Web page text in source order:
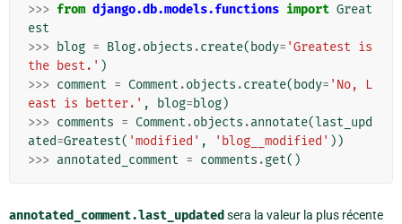
>>> from django.db.models.functions import Great
est
>>> blog = Blog.objects .create( body= 'Greatest is
the best.' )
>>> comment = Comment .objects .create( body= 'No, L
east is better.' , blog=blog)
>>> comments = Comment .objects .annotate(last_upd
ated=Greatest( 'modified' , 'blog__modified' ))
>>> annotated_comment = comments .get()
annotated_comment.last_updated sera la valeur la plus récente